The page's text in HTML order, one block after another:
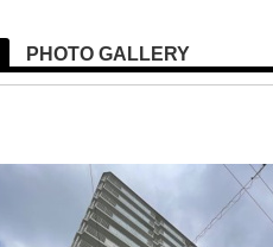
PHOTO GALLERY